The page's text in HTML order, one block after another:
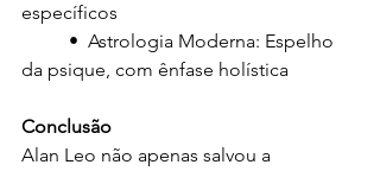
específicos
da psique, com ênfase holística
Conclusão
Alan Leo não apenas salvou a